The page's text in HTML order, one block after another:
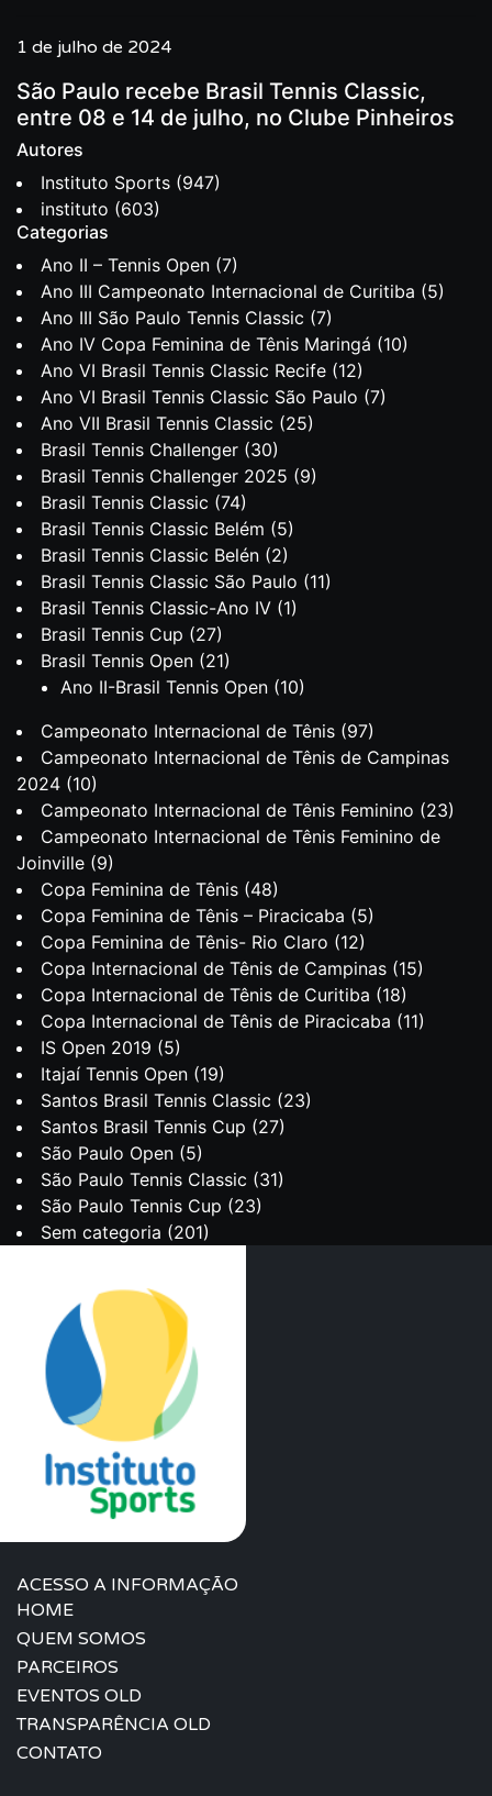
1 de julho de 2024
São Paulo recebe Brasil Tennis Classic,
entre 08 e 14 de julho, no Clube Pinheiros
Autores
Instituto Sports (947)
instituto (603)
Categorias
Ano II – Tennis Open (7)
Ano III Campeonato Internacional de Curitiba (5)
Ano III São Paulo Tennis Classic (7)
Ano IV Copa Feminina de Tênis Maringá (10)
Ano VI Brasil Tennis Classic Recife (12)
Ano VI Brasil Tennis Classic São Paulo (7)
Ano VII Brasil Tennis Classic (25)
Brasil Tennis Challenger (30)
Brasil Tennis Challenger 2025 (9)
Brasil Tennis Classic (74)
Brasil Tennis Classic Belém (5)
Brasil Tennis Classic Belén (2)
Brasil Tennis Classic São Paulo (11)
Brasil Tennis Classic-Ano IV (1)
Brasil Tennis Cup (27)
Brasil Tennis Open (21)
Ano II-Brasil Tennis Open (10)
Campeonato Internacional de Tênis (97)
Campeonato Internacional de Tênis de Campinas
2024 (10)
Campeonato Internacional de Tênis Feminino (23)
Campeonato Internacional de Tênis Feminino de
Joinville (9)
Copa Feminina de Tênis (48)
Copa Feminina de Tênis – Piracicaba (5)
Copa Feminina de Tênis- Rio Claro (12)
Copa Internacional de Tênis de Campinas (15)
Copa Internacional de Tênis de Curitiba (18)
Copa Internacional de Tênis de Piracicaba (11)
IS Open 2019 (5)
Itajaí Tennis Open (19)
Santos Brasil Tennis Classic (23)
Santos Brasil Tennis Cup (27)
São Paulo Open (5)
São Paulo Tennis Classic (31)
São Paulo Tennis Cup (23)
Sem categoria (201)
ACESSO A INFORMAÇÃO
HOME
QUEM SOMOS
PARCEIROS
EVENTOS OLD
TRANSPARÊNCIA OLD
CONTATO